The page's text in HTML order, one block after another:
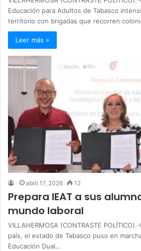
Educación para Adultos de Tabasco
territorio con brigadas que recorren
Leer más »
abril 17, 2026 12
Prepara IEAT a sus
mundo laboral
VILLAHERMOSA (CONTRASTE
país, el estado de Tabasco puso en
Educación Dual…